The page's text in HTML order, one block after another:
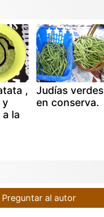
,
y
la
Judías verdes
en conserva.
al autor